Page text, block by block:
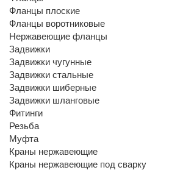
Фланцы плоские
Фланцы воротниковые
Нержавеющие фланцы
Задвижки
Задвижки чугунные
Задвижки стальные
Задвижки шиберные
Задвижки шланговые
Фитинги
Резьба
Муфта
Краны нержавеющие
Краны нержавеющие под сварку